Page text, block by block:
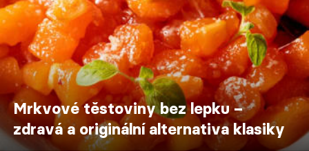
Mrkvové těstoviny bez lepku –
zdravá a originální alternativa klasiky